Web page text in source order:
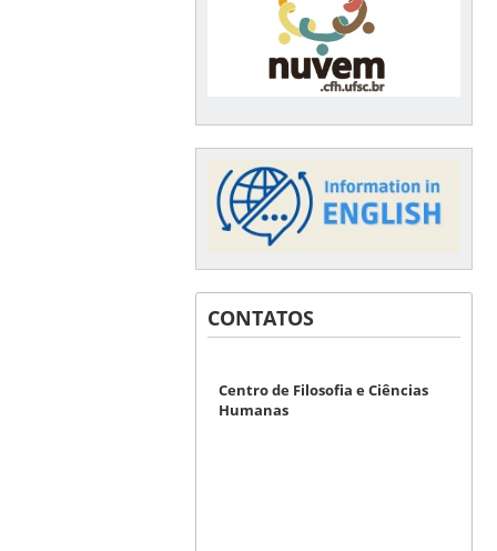
CONTATOS
Centro de Filosofia e Ciências
Humanas